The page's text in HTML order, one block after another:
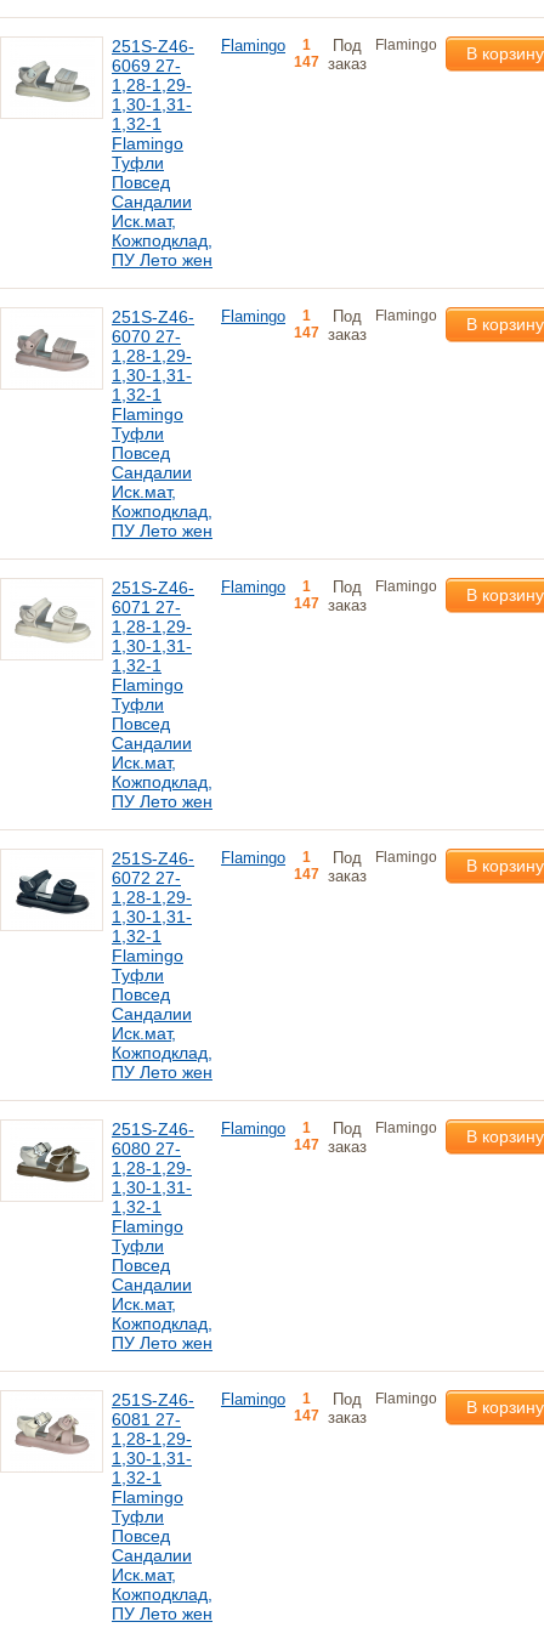
251S-Z46-
6069 27-
1,28-1,29-
1,30-1,31-
1,32-1
Flamingo
Туфли
Повсед
Сандалии
Иск.мат,
Кожподклад,
ПУ Лето жен
Flamingo
1
147
Под
заказ
Flamingo В корзину
251S-Z46-
6070 27-
1,28-1,29-
1,30-1,31-
1,32-1
Flamingo
Туфли
Повсед
Сандалии
Иск.мат,
Кожподклад,
ПУ Лето жен
Flamingo
1
147
Под
заказ
Flamingo В корзину
251S-Z46-
6071 27-
1,28-1,29-
1,30-1,31-
1,32-1
Flamingo
Туфли
Повсед
Сандалии
Иск.мат,
Кожподклад,
ПУ Лето жен
Flamingo
1
147
Под
заказ
Flamingo В корзину
251S-Z46-
6072 27-
1,28-1,29-
1,30-1,31-
1,32-1
Flamingo
Туфли
Повсед
Сандалии
Иск.мат,
Кожподклад,
ПУ Лето жен
Flamingo
1
147
Под
заказ
Flamingo В корзину
251S-Z46-
6080 27-
1,28-1,29-
1,30-1,31-
1,32-1
Flamingo
Туфли
Повсед
Сандалии
Иск.мат,
Кожподклад,
ПУ Лето жен
Flamingo
1
147
Под
заказ
Flamingo В корзину
251S-Z46-
6081 27-
1,28-1,29-
1,30-1,31-
1,32-1
Flamingo
Туфли
Повсед
Сандалии
Иск.мат,
Кожподклад,
ПУ Лето жен
Flamingo
1
147
Под
заказ
Flamingo В корзину